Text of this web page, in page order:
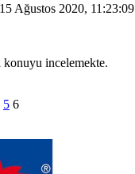
Ağustos 2020, 11:23:09
incelemekte.
5 6